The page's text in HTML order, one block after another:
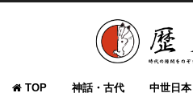
TOP 神話・古代 中世日本